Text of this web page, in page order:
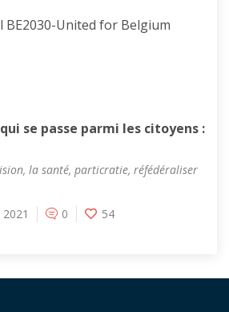
BE2030-United for Belgium
se passe parmi les citoyens :
, la santé, particratie, réfédéraliser
0
54